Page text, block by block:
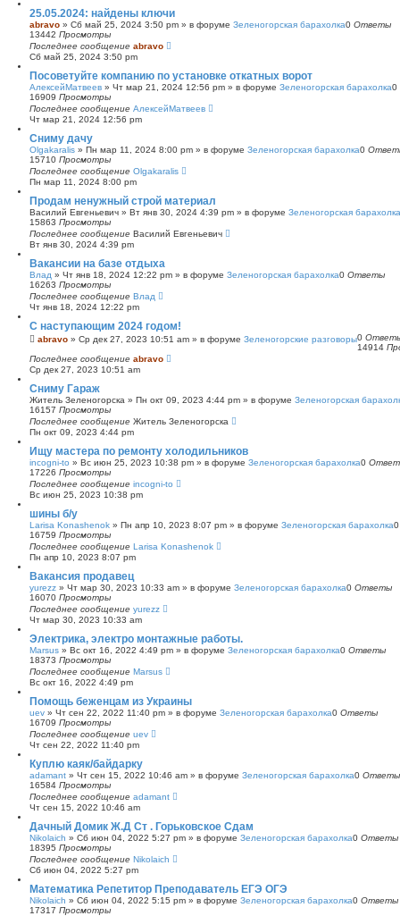
25.05.2024: найдены ключи
abravo » Сб май 25, 2024 3:50 pm » в форуме Зеленогорская барахолка0 Ответы
13442 Просмотры
Последнее сообщение abravo
Сб май 25, 2024 3:50 pm
Посоветуйте компанию по установке откатных ворот
АлексейМатвеев » Чт мар 21, 2024 12:56 pm » в форуме Зеленогорская барахолка0
16909 Просмотры
Последнее сообщение АлексейМатвеев
Чт мар 21, 2024 12:56 pm
Сниму дачу
Olgakaralis » Пн мар 11, 2024 8:00 pm » в форуме Зеленогорская барахолка0
15710 Просмотры
Последнее сообщение Olgakaralis
Пн мар 11, 2024 8:00 pm
Продам ненужный строй материал
Василий Евгеньевич » Вт янв 30, 2024 4:39 pm » в форуме Зеленогорская барахолка
15863 Просмотры
Последнее сообщение Василий Евгеньевич
Вт янв 30, 2024 4:39 pm
Вакансии на базе отдыха
Влад » Чт янв 18, 2024 12:22 pm » в форуме Зеленогорская барахолка0 Ответы
16263 Просмотры
Последнее сообщение Влад
Чт янв 18, 2024 12:22 pm
С наступающим 2024 годом!
abravo » Ср дек 27, 2023 10:51 am » в форуме Зеленогорские разговоры0
14914
Последнее сообщение abravo
Ср дек 27, 2023 10:51 am
Сниму Гараж
Житель Зеленогорска » Пн окт 09, 2023 4:44 pm » в форуме Зеленогорская
16157 Просмотры
Последнее сообщение Житель Зеленогорска
Пн окт 09, 2023 4:44 pm
Ищу мастера по ремонту холодильников
incogni-to » Вс июн 25, 2023 10:38 pm » в форуме Зеленогорская барахолка0
17226 Просмотры
Последнее сообщение incogni-to
Вс июн 25, 2023 10:38 pm
шины б/у
Larisa Konashenok » Пн апр 10, 2023 8:07 pm » в форуме Зеленогорская барахолка
16759 Просмотры
Последнее сообщение Larisa Konashenok
Пн апр 10, 2023 8:07 pm
Вакансия продавец
yurezz » Чт мар 30, 2023 10:33 am » в форуме Зеленогорская барахолка0 Ответы
16070 Просмотры
Последнее сообщение yurezz
Чт мар 30, 2023 10:33 am
Электрика, электро монтажные работы.
Marsus » Вс окт 16, 2022 4:49 pm » в форуме Зеленогорская барахолка0 Ответы
18373 Просмотры
Последнее сообщение Marsus
Вс окт 16, 2022 4:49 pm
Помощь беженцам из Украины
uev » Чт сен 22, 2022 11:40 pm » в форуме Зеленогорская барахолка0 Ответы
16709 Просмотры
Последнее сообщение uev
Чт сен 22, 2022 11:40 pm
Куплю каяк/байдарку
adamant » Чт сен 15, 2022 10:46 am » в форуме Зеленогорская барахолка0 Ответы
16584 Просмотры
Последнее сообщение adamant
Чт сен 15, 2022 10:46 am
Дачный Домик Ж.Д Ст . Горьковское Сдам
Nikolaich » Сб июн 04, 2022 5:27 pm » в форуме Зеленогорская барахолка0 Ответы
18395 Просмотры
Последнее сообщение Nikolaich
Сб июн 04, 2022 5:27 pm
Математика Репетитор Преподаватель ЕГЭ ОГЭ
Nikolaich » Сб июн 04, 2022 5:15 pm » в форуме Зеленогорская барахолка0 Ответы
17317 Просмотры